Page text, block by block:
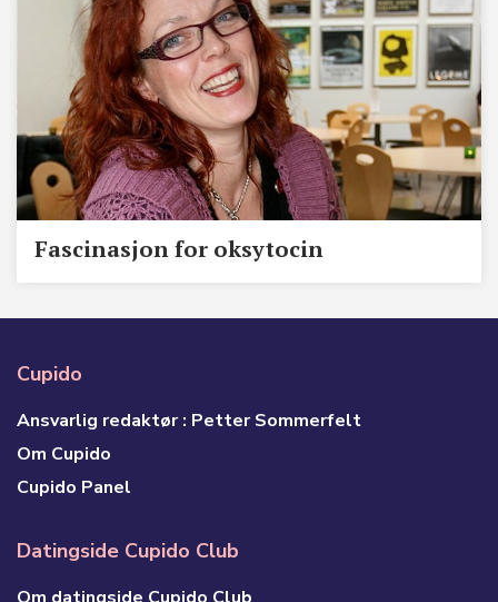
Fascinasjon for oksytocin
Cupido
Ansvarlig redaktør : Petter Sommerfelt
Om Cupido
Cupido Panel
Datingside Cupido Club